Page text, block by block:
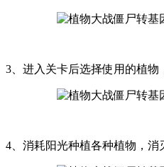
3、进入关卡后选择使用的植物
4、消耗阳光种植各种植物，消